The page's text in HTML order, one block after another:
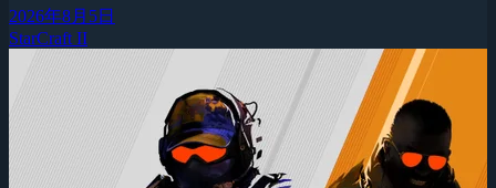
2026年8月5日
StarCraft II